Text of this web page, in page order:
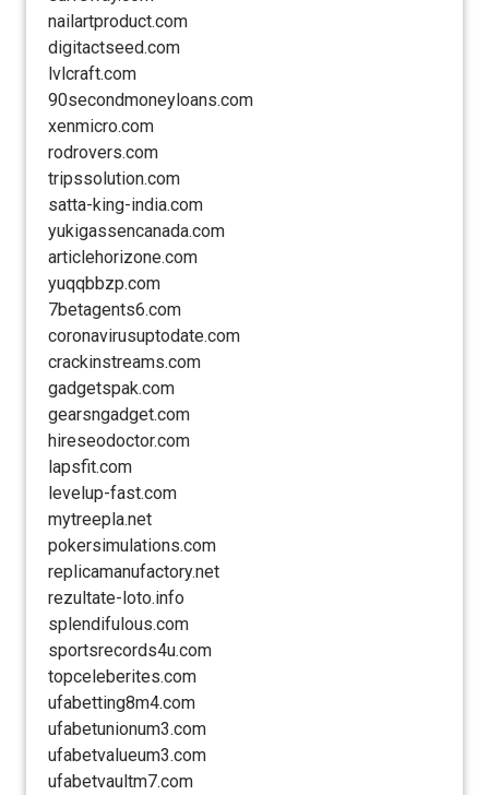
nailartproduct.com
digitactseed.com
lvlcraft.com
90secondmoneyloans.com
xenmicro.com
rodrovers.com
tripssolution.com
satta-king-india.com
yukigassencanada.com
articlehorizone.com
yuqqbbzp.com
7betagents6.com
coronavirusuptodate.com
crackinstreams.com
gadgetspak.com
gearsngadget.com
hireseodoctor.com
lapsfit.com
levelup-fast.com
mytreepla.net
pokersimulations.com
replicamanufactory.net
rezultate-loto.info
splendifulous.com
sportsrecords4u.com
topceleberites.com
ufabetting8m4.com
ufabetunionum3.com
ufabetvalueum3.com
ufabetvaultm7.com